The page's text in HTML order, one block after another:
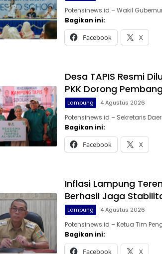
Potensinews.id – Wakil
Bagikan ini:
Facebook X
Desa TAPIS Resmi
PKK Dorong
Lampung 4 Agustus 2026
Potensinews.id – Sekretaris
Bagikan ini:
Facebook X
Inflasi Lampung
Berhasil Jaga
Lampung 4 Agustus 2026
Potensinews.id – Ketua Tim
Bagikan ini:
Facebook X